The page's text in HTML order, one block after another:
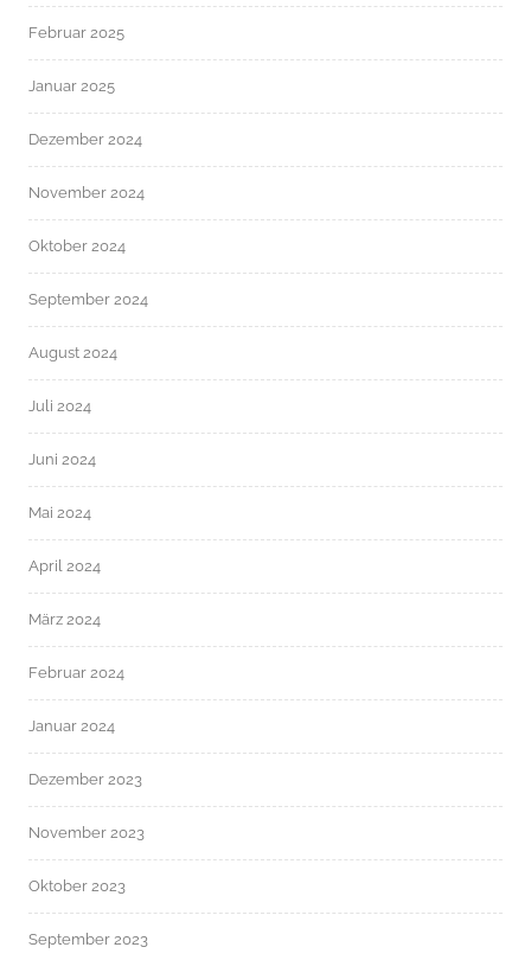
Februar 2025
Januar 2025
Dezember 2024
November 2024
Oktober 2024
September 2024
August 2024
Juli 2024
Juni 2024
Mai 2024
April 2024
März 2024
Februar 2024
Januar 2024
Dezember 2023
November 2023
Oktober 2023
September 2023